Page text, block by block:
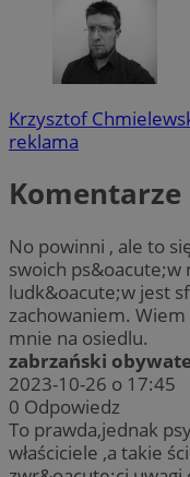
Krzysztof
reklama
Komentarze
No powinni , ale to
swoich ps&oacute;w
ludk&oacute;w jest
zachowaniem.
mnie na osiedlu.
zabrzański
2023-10-26 o 17:45
0 Odpowiedz
To prawda,jednak
właściciele ,a takie